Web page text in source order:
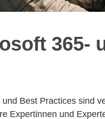
365-
Best Practices sind
Expertinnen und